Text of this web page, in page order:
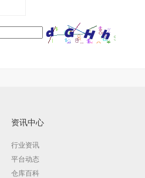
资讯中心
行业资讯
平台动态
仓库百科